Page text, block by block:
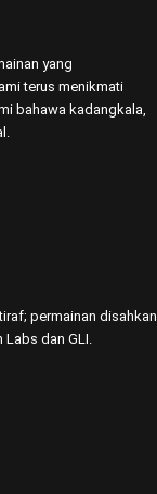
yang
terus menikmati
bahawa kadangkala,
permainan disahkan
dan GLI.